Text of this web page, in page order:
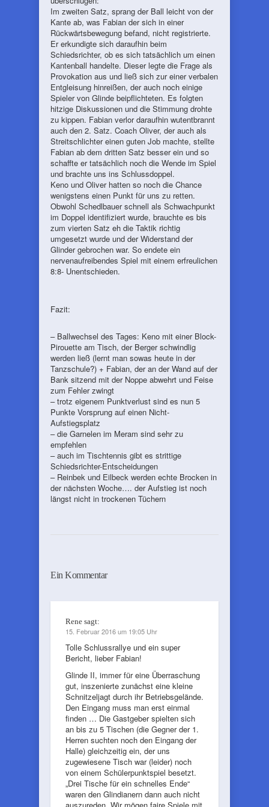
Im zweiten Satz, sprang der Ball leicht von der
Kante ab, was Fabian der sich in einer
Rückwärtsbewegung befand, nicht registrierte.
Er erkundigte sich daraufhin beim
Schiedsrichter, ob es sich tatsächlich um einen
Kantenball handelte. Dieser legte die Frage als
Provokation aus und ließ sich zur einer verbalen
Entgleisung hinreißen, der auch noch einige
Spieler von Glinde beipflichteten. Es folgten
hitzige Diskussionen und die Stimmung drohte
zu kippen. Fabian verlor daraufhin wutentbrannt
auch den 2. Satz. Coach Oliver, der auch als
Streitschlichter einen guten Job machte, stellte
Fabian ab dem dritten Satz besser ein und so
schaffte er tatsächlich noch die Wende im Spiel
und brachte uns ins Schlussdoppel.
Keno und Oliver hatten so noch die Chance
wenigstens einen Punkt für uns zu retten.
Obwohl Schedlbauer schnell als Schwachpunkt
im Doppel identifiziert wurde, brauchte es bis
zum vierten Satz eh die Taktik richtig
umgesetzt wurde und der Widerstand der
Glinder gebrochen war. So endete ein
nervenaufreibendes Spiel mit einem erfreulichen
8:8- Unentschieden.
Fazit:
– Ballwechsel des Tages: Keno mit einer Block-
Pirouette am Tisch, der Berger schwindlig
werden ließ (lernt man sowas heute in der
Tanzschule?) + Fabian, der an der Wand auf der
Bank sitzend mit der Noppe abwehrt und Feise
zum Fehler zwingt
– trotz eigenem Punktverlust sind es nun 5
Punkte Vorsprung auf einen Nicht-
Aufstiegsplatz
– die Garnelen im Meram sind sehr zu
empfehlen
– auch im Tischtennis gibt es strittige
Schiedsrichter-Entscheidungen
– Reinbek und Eilbeck werden echte Brocken in
der nächsten Woche…. der Aufstieg ist noch
längst nicht in trockenen Tüchern
Ein Kommentar
Rene sagt:
15. Februar 2016 um 19:05 Uhr
Tolle Schlussrallye und ein super
Bericht, lieber Fabian!
Glinde II, immer für eine Überraschung
gut, inszenierte zunächst eine kleine
Schnitzeljagt durch ihr Betriebsgelände.
Den Eingang muss man erst einmal
finden … Die Gastgeber spielten sich
an bis zu 5 Tischen (die Gegner der 1.
Herren suchten noch den Eingang der
Halle) gleichzeitig ein, der uns
zugewiesene Tisch war (leider) noch
von einem Schülerpunktspiel besetzt.
„Drei Tische für ein schnelles Ende“
waren den Glindianern dann auch nicht